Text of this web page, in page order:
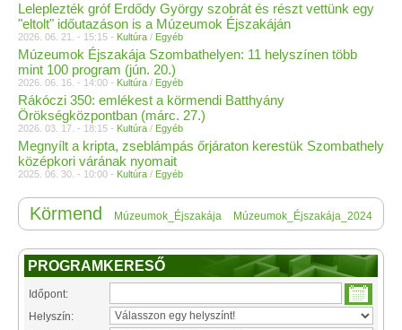
Leleplezték gróf Erdődy György szobrát és részt vettünk egy
"eltolt" időutazáson is a Múzeumok Éjszakáján
2026. 06. 21. - 15:15 - Kultúra / Egyéb
Múzeumok Éjszakája Szombathelyen: 11 helyszínen több
mint 100 program (jún. 20.)
2026. 06. 16. - 14:00 - Kultúra / Egyéb
Rákóczi 350: emlékest a körmendi Batthyány
Örökségközpontban (márc. 27.)
2026. 03. 17. - 18:15 - Kultúra / Egyéb
Megnyílt a kripta, zseblámpás őrjáraton kerestük Szombathely
középkori várának nyomait
2025. 06. 30. - 10:00 - Kultúra / Egyéb
Körmend Múzeumok_Éjszakája Múzeumok_Éjszakája_2024
PROGRAMKERESŐ
Időpont:
Helyszín: